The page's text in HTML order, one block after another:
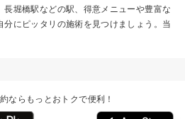
堀橋駅などの駅、得意メニューや豊富な
にピッタリの施術を見つけましょう。当
ならもっとおトクで便利！